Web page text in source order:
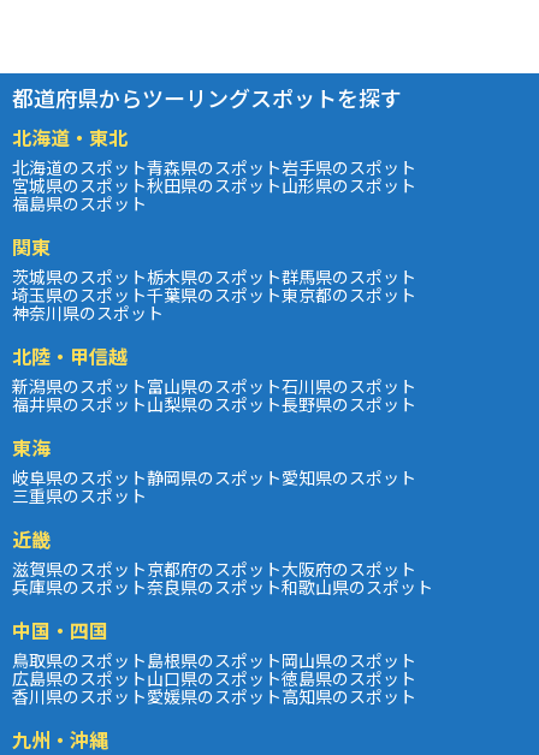
都道府県からツーリングスポットを探す
北海道・東北
北海道のスポット青森県のスポット岩手県のスポット
宮城県のスポット秋田県のスポット山形県のスポット
福島県のスポット
関東
茨城県のスポット栃木県のスポット群馬県のスポット
埼玉県のスポット千葉県のスポット東京都のスポット
神奈川県のスポット
北陸・甲信越
新潟県のスポット富山県のスポット石川県のスポット
福井県のスポット山梨県のスポット長野県のスポット
東海
岐阜県のスポット静岡県のスポット愛知県のスポット
三重県のスポット
近畿
滋賀県のスポット京都府のスポット大阪府のスポット
兵庫県のスポット奈良県のスポット和歌山県のスポット
中国・四国
鳥取県のスポット島根県のスポット岡山県のスポット
広島県のスポット山口県のスポット徳島県のスポット
香川県のスポット愛媛県のスポット高知県のスポット
九州・沖縄